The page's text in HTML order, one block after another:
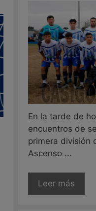
En la tarde de
encuentros de
primera división
Ascenso ...
Leer más